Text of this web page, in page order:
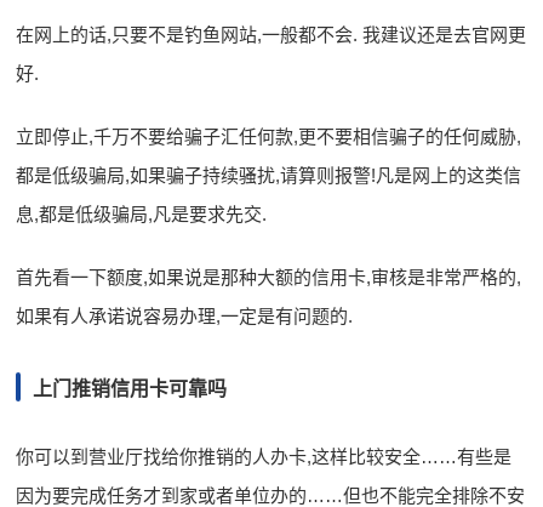
在网上的话,只要不是钓鱼网站,一般都不会. 我建议还是去官网更
好.
立即停止,千万不要给骗子汇任何款,更不要相信骗子的任何威胁,
都是低级骗局,如果骗子持续骚扰,请算则报警!凡是网上的这类信
息,都是低级骗局,凡是要求先交.
首先看一下额度,如果说是那种大额的信用卡,审核是非常严格的,
如果有人承诺说容易办理,一定是有问题的.
上门推销信用卡可靠吗
你可以到营业厅找给你推销的人办卡,这样比较安全……有些是
因为要完成任务才到家或者单位办的……但也不能完全排除不安